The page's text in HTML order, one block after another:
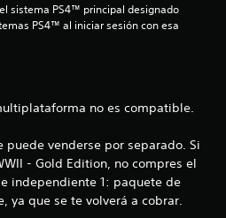
n
t
o
t
sistema PS4™ principal designado
PS4™ al iniciar sesión con esa
no es compatible.
puede venderse por separado. Si
- Gold Edition, no compres el
independiente 1: paquete de
ya que se te volverá a cobrar.